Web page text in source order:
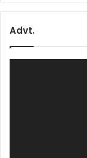
Advt.